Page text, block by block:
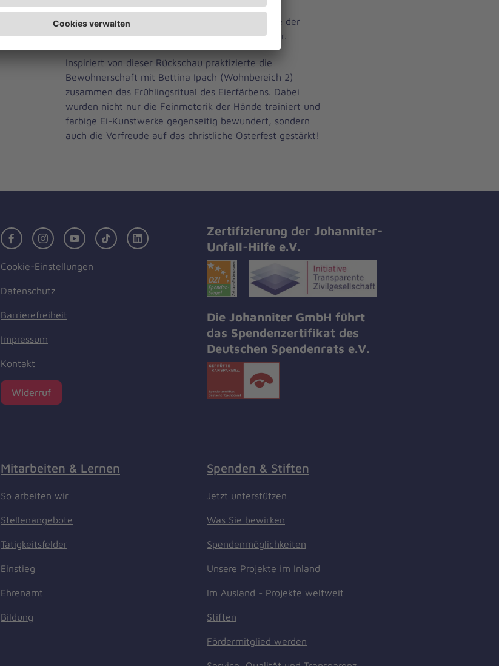
natürliche Färbemittel und kochten die Eier in
Zwiebelschalen oder rote Beete. Nach dem Ende der
Fastenzeit aßen die Menschen ihre gefärbten Eier.
Inspiriert von dieser Rückschau praktizierte die
Bewohnerschaft mit Bettina Ipach (Wohnbereich 2)
zusammen das Frühlingsritual des Eierfärbens. Dabei
wurden nicht nur die Feinmotorik der Hände trainiert und
farbige Ei-Kunstwerke gegenseitig bewundert, sondern
auch die Vorfreude auf das christliche Osterfest gestärkt!
FacebookInstagramYoutubeTikTok LinkedIn
Cookie-Einstellungen
Datenschutz
Barrierefreiheit
Impressum
Kontakt
Widerruf
Zertifizierung der Johanniter-
Unfall-Hilfe e.V.
Die Johanniter GmbH führt
das Spendenzertifikat des
Deutschen Spendenrats e.V.
Mitarbeiten & Lernen
So arbeiten wir
Stellenangebote
Tätigkeitsfelder
Einstieg
Ehrenamt
Bildung
Spenden & Stiften
Jetzt unterstützen
Was Sie bewirken
Spendenmöglichkeiten
Unsere Projekte im Inland
Im Ausland - Projekte weltweit
Stiften
Fördermitglied werden